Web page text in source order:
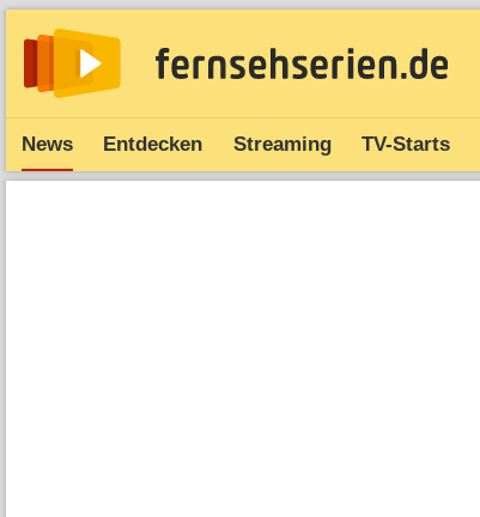
News Entdecken Streaming TV-Starts